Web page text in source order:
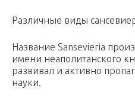
Различные виды
Название Sansevieria
имени неаполитанского
развивал и активно
науки.